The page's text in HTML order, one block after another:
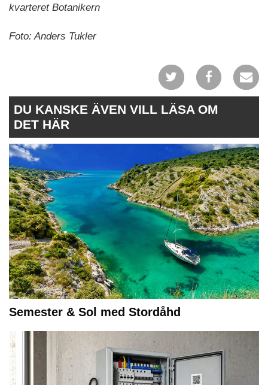
kvarteret Botanikern
Foto: Anders Tukler
DU KANSKE ÄVEN VILL LÄSA OM
DET HÄR
Semester & Sol med Stordåhd